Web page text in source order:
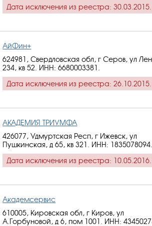
Дата исключения из реестра: 30.03.2015.
АйФин+
624981, Свердловская обл, г Серов, ул
234, кв 52. ИНН: 6680003381
Дата исключения из реестра: 26.10.2015.
АКАДЕМИЯ ТРИУМФА
426077, Удмуртская Респ, г Ижевск, ул
Пушкинская, д 65, кв 321. ИНН: 1835078094
Дата исключения из реестра: 10.05.2016.
Академсервис
610005, Кировская обл, г Киров, ул
А.Горбуновой, д 6, пом 1001. ИНН: